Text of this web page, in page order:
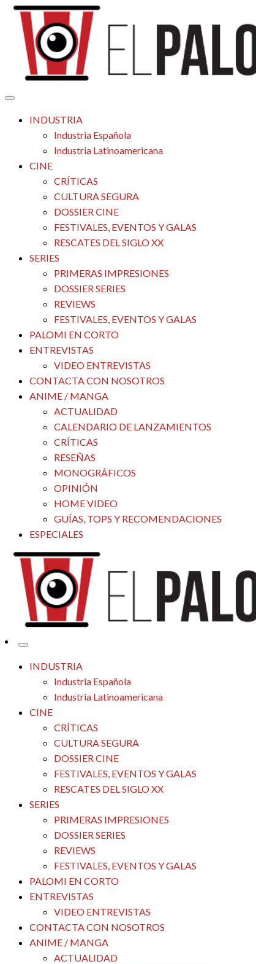
Saltar
contenido
El Palomitrón
Tu espacio de la industria de cine española y latinoamericana
INDUSTRIA
Industria Española
Industria Latinoamericana
CINE
CRÍTICAS
CULTURA SEGURA
DOSSIER CINE
FESTIVALES, EVENTOS Y GALAS
RESCATES DEL SIGLO XX
SERIES
PRIMERAS IMPRESIONES
DOSSIER SERIES
REVIEWS
FESTIVALES, EVENTOS Y GALAS
PALOMI EN CORTO
ENTREVISTAS
VIDEO ENTREVISTAS
CONTACTA CON NOSOTROS
ANIME / MANGA
ACTUALIDAD
CALENDARIO DE LANZAMIENTOS
CRÍTICAS
RESEÑAS
MONOGRÁFICOS
OPINIÓN
HOME VIDEO
GUÍAS, TOPS Y RECOMENDACIONES
ESPECIALES
El Palomitrón
Tu espacio de la industria de cine española y latinoamericana
INDUSTRIA
Industria Española
Industria Latinoamericana
CINE
CRÍTICAS
CULTURA SEGURA
DOSSIER CINE
FESTIVALES, EVENTOS Y GALAS
RESCATES DEL SIGLO XX
SERIES
PRIMERAS IMPRESIONES
DOSSIER SERIES
REVIEWS
FESTIVALES, EVENTOS Y GALAS
PALOMI EN CORTO
ENTREVISTAS
VIDEO ENTREVISTAS
CONTACTA CON NOSOTROS
ANIME / MANGA
ACTUALIDAD